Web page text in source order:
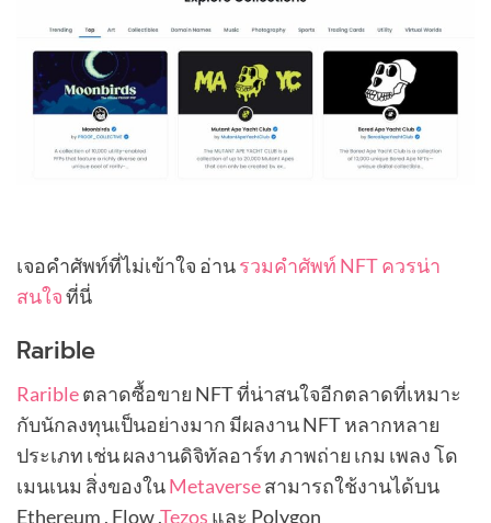
เจอคำศัพท์ที่ไม่เข้าใจ อ่านรวมคำศัพท์ NFT ควรน่า
สนใจที่นี่
Rarible
Raribleตลาดซื้อขาย NFT ที่น่าสนใจอีกตลาดที่เหมาะ
กับนักลงทุนเป็นอย่างมาก มีผลงาน NFT หลากหลาย
ประเภท เช่น ผลงานดิจิทัลอาร์ท ภาพถ่าย เกม เพลง โด
เมนเนม สิ่งของในMetaverseสามารถใช้งานได้บน
Ethereum , Flow ,Tezos และ Polygon